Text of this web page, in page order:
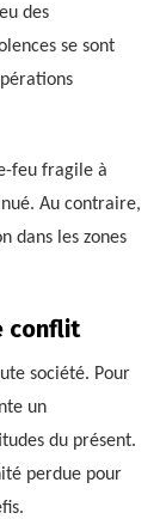
des
se sont
feu fragile à
Au contraire,
dans les zones
conflit
société. Pour
un
du présent.
perdue pour